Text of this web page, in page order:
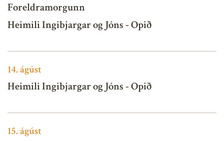
Foreldramorgunn
Heimili Ingibjargar og Jóns - Opið
14.ágúst
Heimili Ingibjargar og Jóns - Opið
15.ágúst